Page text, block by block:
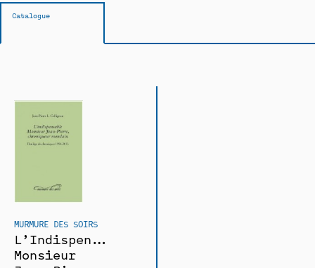
Catalogue
MURMURE DES SOIRS
L’Indispensable
Monsieur